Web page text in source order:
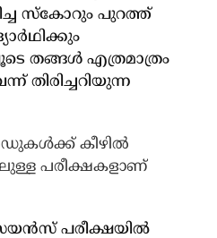
സ്കോറും പുറത്ത്
തങ്ങൾ എത്രമാത്രം
തിരിച്ചറിയുന്ന
കീഴിൽ
പരീക്ഷകളാണ്
പരീക്ഷയിൽ